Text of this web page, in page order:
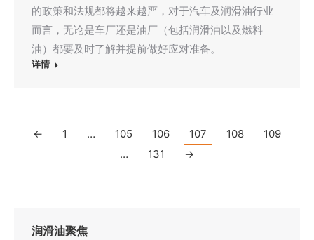
的政策和法规都将越来越严，对于汽车及润滑油行业
而言，无论是车厂还是油厂（包括润滑油以及燃料
油）都要及时了解并提前做好应对准备。
详情
← 1 … 105 106 107 108
109
…
131 →
润滑油聚焦